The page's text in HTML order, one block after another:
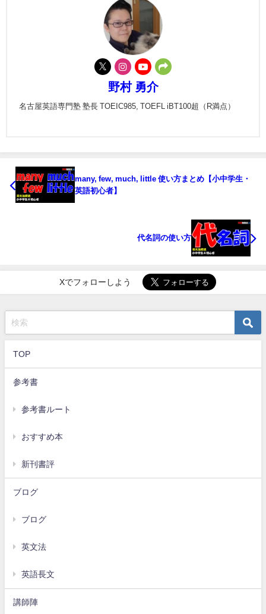
野村 勇介
名古屋英語専門塾 塾長 TOEIC985, TOEFL iBT100超（R満点）
many, few, much, little 使い方まとめ【小中学生・
英語初心者】
代名詞の使い方
Xでフォローしよう
TOP
参考書
参考書ルート
おすすめ本
新刊書評
ブログ
ブログ
英文法
英語長文
講師陣